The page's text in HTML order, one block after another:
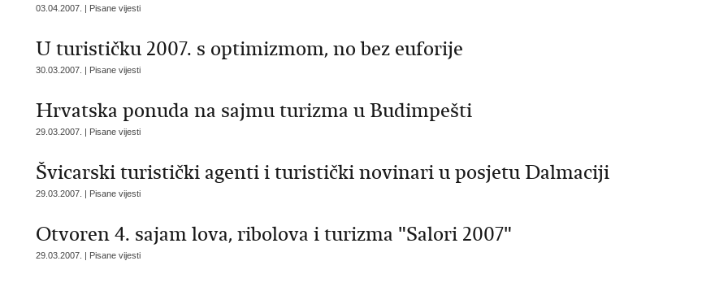
03.04.2007. | Pisane vijesti
U turističku 2007. s optimizmom, no bez euforije
30.03.2007. | Pisane vijesti
Hrvatska ponuda na sajmu turizma u Budimpešti
29.03.2007. | Pisane vijesti
Švicarski turistički agenti i turistički novinari u posjetu Dalmaciji
29.03.2007. | Pisane vijesti
Otvoren 4. sajam lova, ribolova i turizma "Salori 2007"
29.03.2007. | Pisane vijesti